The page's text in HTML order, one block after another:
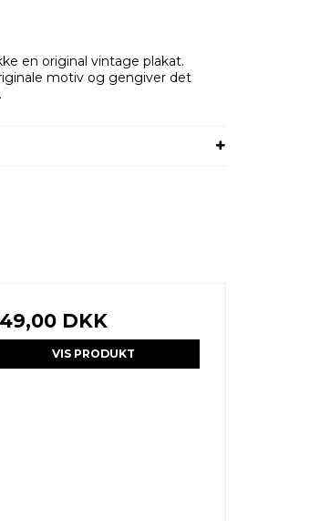
en original vintage plakat.
motiv og gengiver det
DKK
VIS PRODUKT